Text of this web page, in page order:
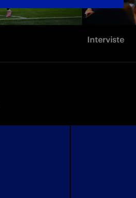
Interviste